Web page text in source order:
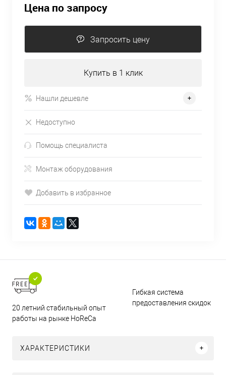
Цена по запросу
Запросить цену
Купить в 1 клик
Нашли дешевле
Недоступно
Помощь специалиста
Монтаж оборудования
Добавить в избранное
20 летний стабильный опыт
работы на рынке HoReCa
Гибкая система
предоставления скидок
ХАРАКТЕРИСТИКИ